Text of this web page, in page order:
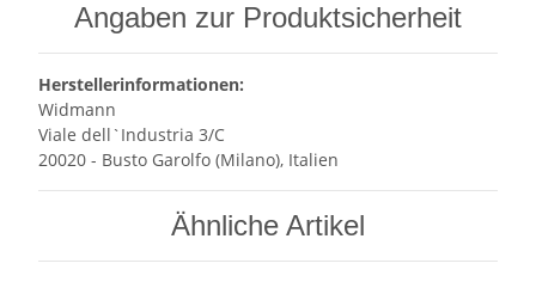
Angaben zur Produktsicherheit
Herstellerinformationen:
Widmann
Viale dell`Industria 3/C
20020 - Busto Garolfo (Milano), Italien
Ähnliche Artikel